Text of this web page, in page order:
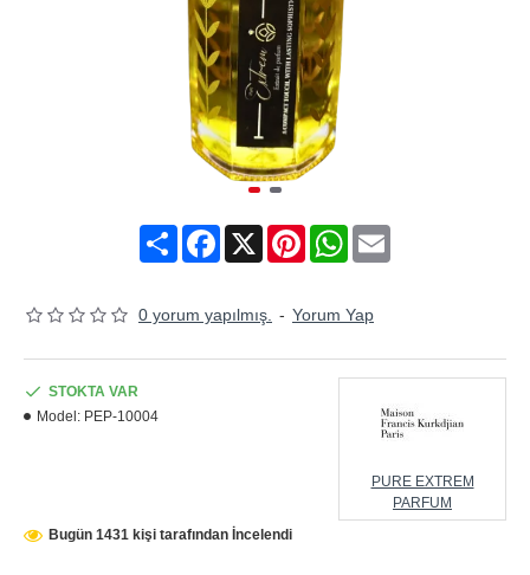
ShareFacebook
X PinterestWhatsApp
Email
0 yorum yapılmış. - Yorum Yap
STOKTA VAR
Model: PEP-10004
PURE EXTREM
PARFUM
Bugün 1431 kişi tarafından İncelendi